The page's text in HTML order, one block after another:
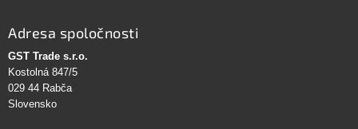
Adresa spoločnosti
GST Trade s.r.o.
Kostolná 847/5
029 44 Rabča
Slovensko